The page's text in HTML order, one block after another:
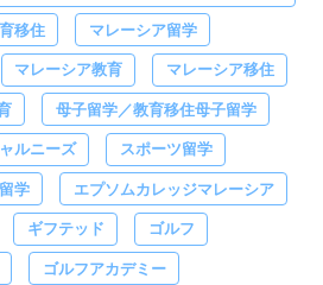
移住 マレーシア留学
マレーシア教育 マレーシア移住
母子留学／教育移住母子留学
ルニーズ スポーツ留学
学 エプソムカレッジマレーシア
ギフテッド ゴルフ
ゴルフアカデミー